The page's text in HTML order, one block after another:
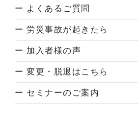
ー よくあるご質問
ー 労災事故が起きたら
ー 加入者様の声
ー 変更・脱退はこちら
ー セミナーのご案内